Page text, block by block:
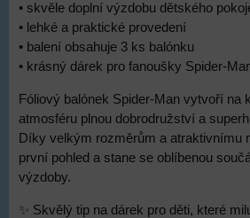
• skvěle doplní výzdobu dětského
• lehké a praktické provedení
• balení obsahuje 3 ks balónku
• krásný dárek pro fanoušky Spider-
Fóliový balónek Spider-Man vytvoří na
atmosféru plnou dobrodružství a
Díky velkým rozměrům a atraktivnímu
první pohled a stane se oblíbenou
výzdoby.
✨ Skvělý tip na dárek pro děti, které